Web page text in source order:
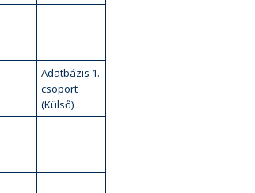
Adatbázis 1.
csoport
(Külső)